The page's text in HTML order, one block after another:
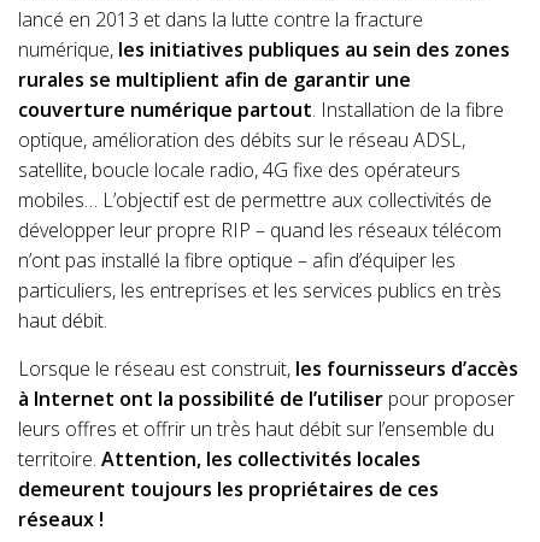
lancé en 2013 et dans la lutte contre la fracture
numérique, les initiatives publiques au sein des zones
rurales se multiplient afin de garantir une
couverture numérique partout. Installation de la fibre
optique, amélioration des débits sur le réseau ADSL,
satellite, boucle locale radio, 4G fixe des opérateurs
mobiles… L’objectif est de permettre aux collectivités de
développer leur propre RIP – quand les réseaux télécom
n’ont pas installé la fibre optique – afin d’équiper les
particuliers, les entreprises et les services publics en très
haut débit.
Lorsque le réseau est construit, les fournisseurs d’accès
à Internet ont la possibilité de l’utiliser pour proposer
leurs offres et offrir un très haut débit sur l’ensemble du
territoire. Attention, les collectivités locales
demeurent toujours les propriétaires de ces
réseaux !